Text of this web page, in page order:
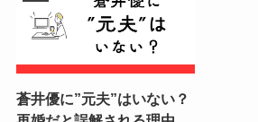
蒼井優に”元夫”はいない？